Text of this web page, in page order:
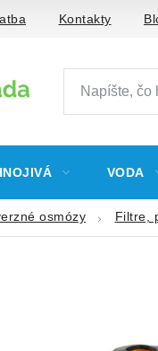
Kontakty
VODA
osmózy Filtre,